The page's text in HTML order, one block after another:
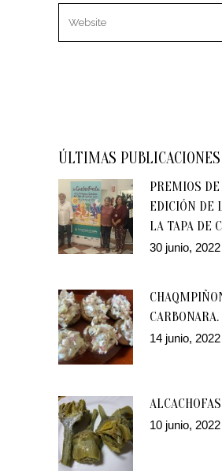
ÚLTIMAS PUBLICACIONES
PREMIOS
EDICIÓN DE
LA TAPA DE
30 junio, 2022
CARBONARA.
14 junio, 2022
10 junio, 2022